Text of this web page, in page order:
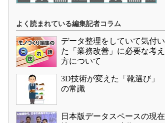
よく読まれている編集記者コラム
データ整理をしていて気付い
た「業務改善」に必要な考え
方について
3D技術が変えた「靴選び」
の常識
日本版データスペースの現在